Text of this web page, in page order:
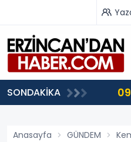
SONDAKİKA
Anasayfa GÜNDEM